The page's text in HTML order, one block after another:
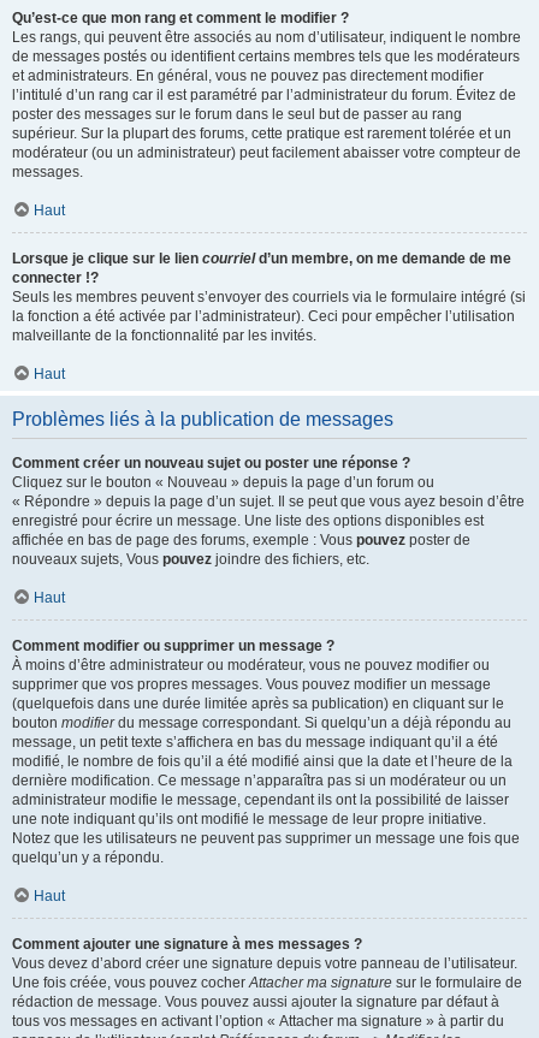
Qu’est-ce que mon rang et comment le modifier ?
Les rangs, qui peuvent être associés au nom d’utilisateur, indiquent le nombre
de messages postés ou identifient certains membres tels que les modérateurs
et administrateurs. En général, vous ne pouvez pas directement modifier
l’intitulé d’un rang car il est paramétré par l’administrateur du forum. Évitez de
poster des messages sur le forum dans le seul but de passer au rang
supérieur. Sur la plupart des forums, cette pratique est rarement tolérée et un
modérateur (ou un administrateur) peut facilement abaisser votre compteur de
messages.
Haut
Lorsque je clique sur le lien courrield’un membre, on me demande de me
connecter !?
Seuls les membres peuvent s’envoyer des courriels via le formulaire intégré (si
la fonction a été activée par l’administrateur). Ceci pour empêcher l’utilisation
malveillante de la fonctionnalité par les invités.
Haut
Problèmes liés à la publication de messages
Comment créer un nouveau sujet ou poster une réponse ?
Cliquez sur le bouton « Nouveau » depuis la page d’un forum ou
« Répondre » depuis la page d’un sujet. Il se peut que vous ayez besoin d’être
enregistré pour écrire un message. Une liste des options disponibles est
affichée en bas de page des forums, exemple : Vous pouvez poster de
nouveaux sujets, Vous pouvez joindre des fichiers, etc.
Haut
Comment modifier ou supprimer un message ?
À moins d’être administrateur ou modérateur, vous ne pouvez modifier ou
supprimer que vos propres messages. Vous pouvez modifier un message
(quelquefois dans une durée limitée après sa publication) en cliquant sur le
bouton modifierdu message correspondant. Si quelqu’un a déjà répondu au
message, un petit texte s’affichera en bas du message indiquant qu’il a été
modifié, le nombre de fois qu’il a été modifié ainsi que la date et l’heure de la
dernière modification. Ce message n’apparaîtra pas si un modérateur ou un
administrateur modifie le message, cependant ils ont la possibilité de laisser
une note indiquant qu’ils ont modifié le message de leur propre initiative.
Notez que les utilisateurs ne peuvent pas supprimer un message une fois que
quelqu’un y a répondu.
Haut
Comment ajouter une signature à mes messages ?
Vous devez d’abord créer une signature depuis votre panneau de l’utilisateur.
Une fois créée, vous pouvez cocherAttacher ma signature sur le formulaire de
rédaction de message. Vous pouvez aussi ajouter la signature par défaut à
tous vos messages en activant l’option « Attacher ma signature » à partir du